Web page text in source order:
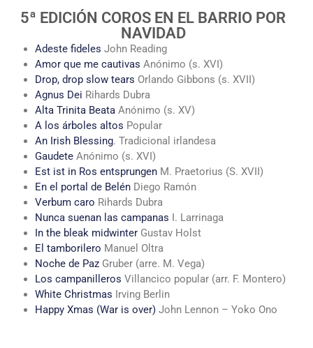
5ª EDICIÓN COROS EN EL BARRIO POR
NAVIDAD
Adeste fideles John Reading
Amor que me cautivas Anónimo (s. XVI)
Drop, drop slow tears Orlando Gibbons (s. XVII)
Agnus Dei Rihards Dubra
Alta Trinita Beata Anónimo (s. XV)
A los árboles altos Popular
An Irish Blessing. Tradicional irlandesa
Gaudete Anónimo (s. XVI)
Est ist in Ros entsprungen M. Praetorius (S. XVII)
En el portal de Belén Diego Ramón
Verbum caro Rihards Dubra
Nunca suenan las campanas I. Larrinaga
In the bleak midwinter Gustav Holst
El tamborilero Manuel Oltra
Noche de Paz Gruber (arre. M. Vega)
Los campanilleros Villancico popular (arr. F. Montero)
White Christmas Irving Berlin
Happy Xmas (War is over) John Lennon – Yoko Ono